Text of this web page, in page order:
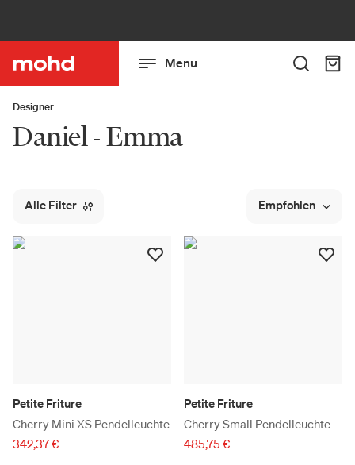
Menu
Designer
Daniel - Emma
Alle Filter Empfohlen
Petite Friture
Cherry Mini XS Pendelleuchte
342,37 €
Petite Friture
Cherry Small Pendelleuchte
485,75 €